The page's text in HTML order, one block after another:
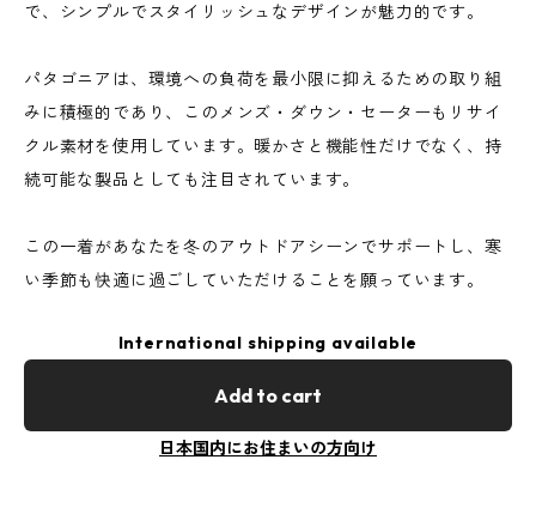
で、シンプルでスタイリッシュなデザインが魅力的です。
パタゴニアは、環境への負荷を最小限に抑えるための取り組
みに積極的であり、このメンズ・ダウン・セーターもリサイ
クル素材を使用しています。暖かさと機能性だけでなく、持
続可能な製品としても注目されています。
この一着があなたを冬のアウトドアシーンでサポートし、寒
い季節も快適に過ごしていただけることを願っています。
International shipping available
Add to cart
日本国内にお住まいの方向け